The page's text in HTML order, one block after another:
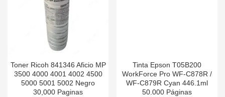
Toner Ricoh 841346 Aficio MP
3500 4000 4001 4002 4500
5000 5001 5002 Negro
30,000 Paginas
Tinta Epson T05B200
WorkForce Pro WF-C878R /
WF-C879R Cyan 446.1ml
50.000 Páginas